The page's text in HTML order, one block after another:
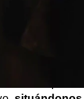
2024, 10:35
segunda